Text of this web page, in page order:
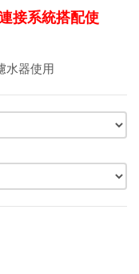
接系統搭配使
水器使用